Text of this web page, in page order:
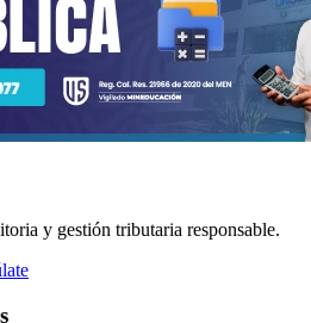
y gestión tributaria responsable.